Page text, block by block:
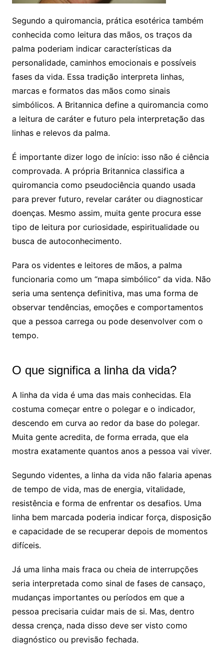
Segundo a quiromancia, prática esotérica também
conhecida como leitura das mãos, os traços da
palma poderiam indicar características da
personalidade, caminhos emocionais e possíveis
fases da vida. Essa tradição interpreta linhas,
marcas e formatos das mãos como sinais
simbólicos. A Britannica define a quiromancia como
a leitura de caráter e futuro pela interpretação das
linhas e relevos da palma.
É importante dizer logo de início: isso não é ciência
comprovada. A própria Britannica classifica a
quiromancia como pseudociência quando usada
para prever futuro, revelar caráter ou diagnosticar
doenças. Mesmo assim, muita gente procura esse
tipo de leitura por curiosidade, espiritualidade ou
busca de autoconhecimento.
Para os videntes e leitores de mãos, a palma
funcionaria como um “mapa simbólico” da vida. Não
seria uma sentença definitiva, mas uma forma de
observar tendências, emoções e comportamentos
que a pessoa carrega ou pode desenvolver com o
tempo.
O que significa a linha da vida?
A linha da vida é uma das mais conhecidas. Ela
costuma começar entre o polegar e o indicador,
descendo em curva ao redor da base do polegar.
Muita gente acredita, de forma errada, que ela
mostra exatamente quantos anos a pessoa vai viver.
Segundo videntes, a linha da vida não falaria apenas
de tempo de vida, mas de energia, vitalidade,
resistência e forma de enfrentar os desafios. Uma
linha bem marcada poderia indicar força, disposição
e capacidade de se recuperar depois de momentos
difíceis.
Já uma linha mais fraca ou cheia de interrupções
seria interpretada como sinal de fases de cansaço,
mudanças importantes ou períodos em que a
pessoa precisaria cuidar mais de si. Mas, dentro
dessa crença, nada disso deve ser visto como
diagnóstico ou previsão fechada.